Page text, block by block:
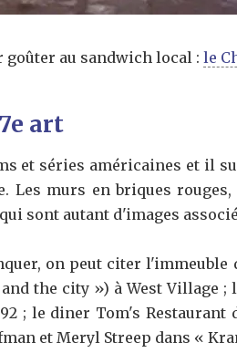
au sandwich local : le
art
et séries américaines et il
Les murs en briques
sont autant d'images
on peut citer l'immeuble
the city ») à West Village
; le diner Tom's
et Meryl Streep dans «